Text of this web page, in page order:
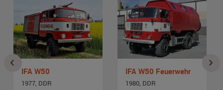
IFA W50
1977, DDR
IFA W50 Feuerwehr
1980, DDR